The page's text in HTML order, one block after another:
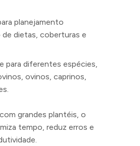
planejamento
dietas, coberturas e
para diferentes espécies,
ovinos, caprinos,
grandes plantéis, o
tempo, reduz erros e